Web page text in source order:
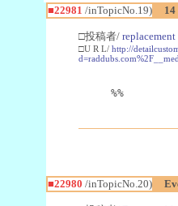
■22981 /inTopicNo.19)
□投稿者/
□U R L/ http://
%%
■22980 /inTopicNo.20)